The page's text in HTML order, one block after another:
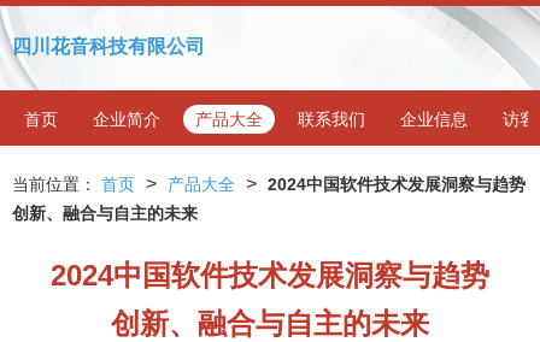
四川花音科技有限公司
首页 企业简介 产品大全 联系我们 企业信息 访客
当前位置： 首页 > 产品大全 > 2024中国软件技术发展洞察与趋势
创新、融合与自主的未来
2024中国软件技术发展洞察与趋势
创新、融合与自主的未来